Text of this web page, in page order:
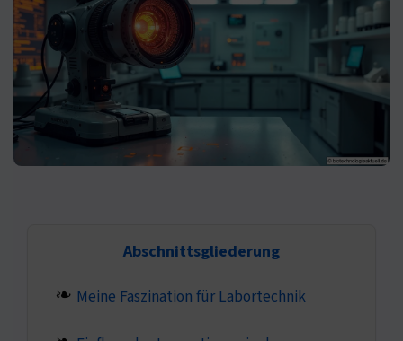
Abschnittsgliederung
Meine Faszination für Labortechnik